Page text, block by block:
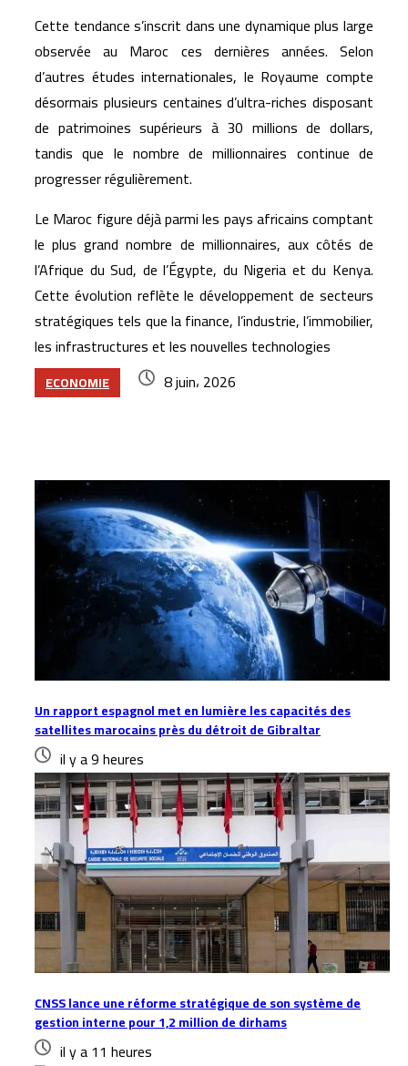
Cette tendance s’inscrit dans une dynamique plus large
observée au Maroc ces dernières années. Selon
d’autres études internationales, le Royaume compte
désormais plusieurs centaines d’ultra-riches disposant
de patrimoines supérieurs à 30 millions de dollars,
tandis que le nombre de millionnaires continue de
progresser régulièrement.
Le Maroc figure déjà parmi les pays africains comptant
le plus grand nombre de millionnaires, aux côtés de
l’Afrique du Sud, de l’Égypte, du Nigeria et du Kenya.
Cette évolution reflète le développement de secteurs
stratégiques tels que la finance, l’industrie, l’immobilier,
les infrastructures et les nouvelles technologies
ECONOMIE 8 juin، 2026
Un rapport espagnol met en lumière les capacités des
satellites marocains près du détroit de Gibraltar
il y a 9 heures
CNSS lance une réforme stratégique de son système de
gestion interne pour 1,2 million de dirhams
il y a 11 heures